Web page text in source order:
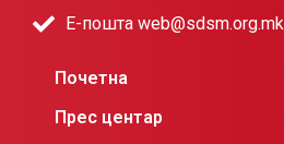
Е-пошта web@sdsm.org.mk
Почетна
Прес центар